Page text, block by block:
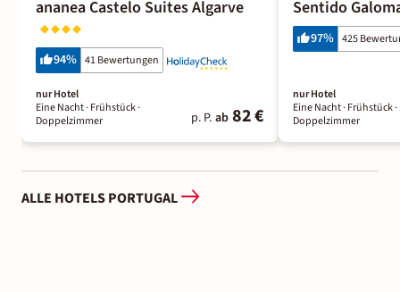
ananea Castelo Suites Algarve
94% 41 Bewertungen
nur Hotel
Eine Nacht· Frühstück·
Doppelzimmer
p. P. ab 82 €
Sentido
97% 425
nur Hotel
Eine Nacht· Frühstück·
Doppelzimmer
ALLE HOTELS PORTUGAL